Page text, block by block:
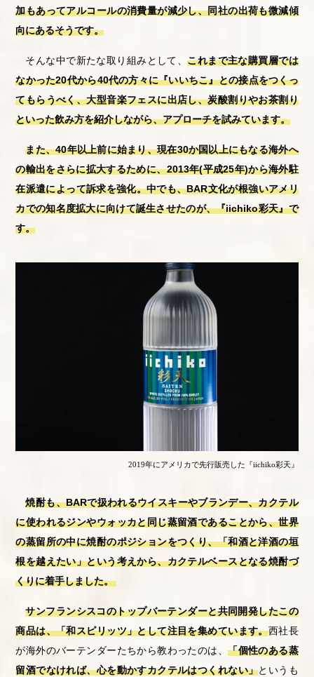
加もあってアルコールの消費量が減少し、同社の出荷も微減傾
向にあるそうです。
そんな中で新たな取り組みとして、これまで主な購買層では
なかった20代から40代の方々に『いいちこ』との接点をつくっ
てもらうべく、大型音楽フェスに出店し、炭酸割りやお茶割り
といった飲み方を紹介しながら、アプローチを試みています。
また、40年以上前に始まり、現在30か国以上にもなる海外へ
の輸出をさらに拡大するために、2013年(平成25年)から海外駐
在派遣によって訴求を強化。中でも、BAR文化が根強いアメリ
カでの知名度拡大に向けて誕生させたのが、『iichiko彩天』で
す。
2019年にアメリカで先行販売した『iichiko彩天』
焼酎も、BARで扱われるウイスキーやブランデー、カクテル
に使われるジンやウォッカと同じ蒸留酒であることから、世界
の蒸留所の中に焼酎のポジションをつくり、「和酒と洋酒の垣
根を越えたい」という考えから、カクテルベースとなる焼酎づ
くりに着手しました。
サンフランシスコのトップバーテンダーと共同開発したこの
商品は、「和スピリッツ」として注目を集めています。西社長
が海外のバーテンダーたちから教わったのは、「個性のある蒸
留酒でなければ、心を動かすカクテルはつくれない」というも